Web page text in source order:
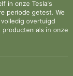
in onze Tesla's
periode getest. We
overtuigd
als in onze